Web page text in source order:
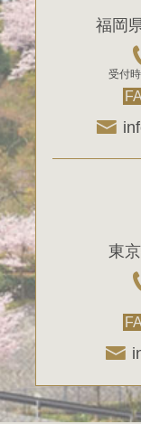
福岡
受付
東